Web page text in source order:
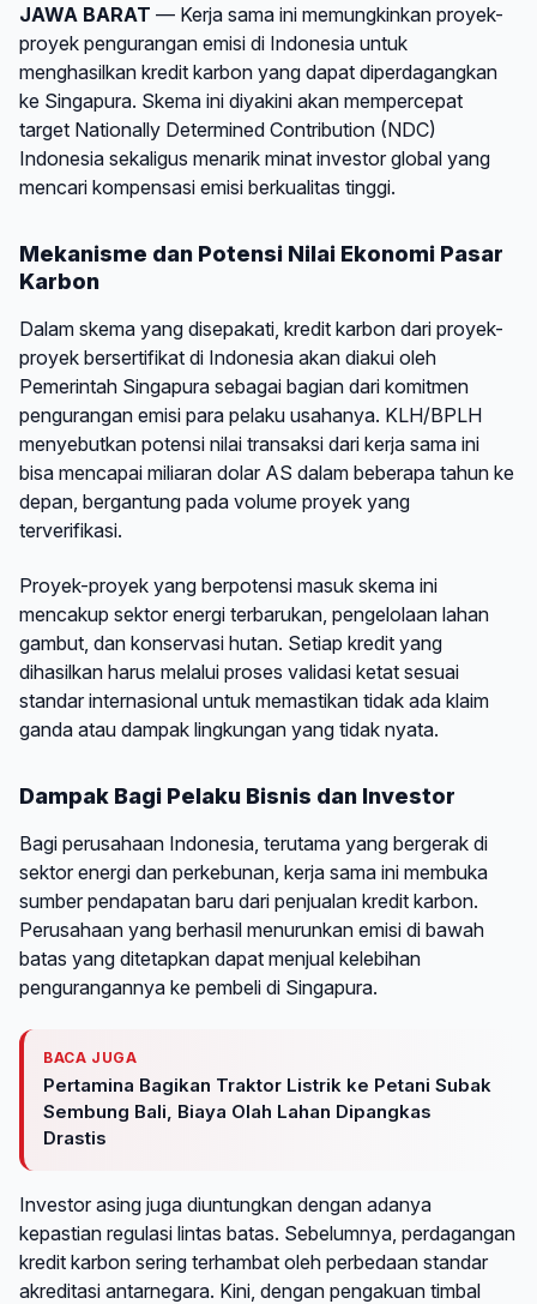
JAWA BARAT — Kerja sama ini memungkinkan proyek-
proyek pengurangan emisi di Indonesia untuk
menghasilkan kredit karbon yang dapat diperdagangkan
ke Singapura. Skema ini diyakini akan mempercepat
target Nationally Determined Contribution (NDC)
Indonesia sekaligus menarik minat investor global yang
mencari kompensasi emisi berkualitas tinggi.
Mekanisme dan Potensi Nilai Ekonomi Pasar
Karbon
Dalam skema yang disepakati, kredit karbon dari proyek-
proyek bersertifikat di Indonesia akan diakui oleh
Pemerintah Singapura sebagai bagian dari komitmen
pengurangan emisi para pelaku usahanya. KLH/BPLH
menyebutkan potensi nilai transaksi dari kerja sama ini
bisa mencapai miliaran dolar AS dalam beberapa tahun ke
depan, bergantung pada volume proyek yang
terverifikasi.
Proyek-proyek yang berpotensi masuk skema ini
mencakup sektor energi terbarukan, pengelolaan lahan
gambut, dan konservasi hutan. Setiap kredit yang
dihasilkan harus melalui proses validasi ketat sesuai
standar internasional untuk memastikan tidak ada klaim
ganda atau dampak lingkungan yang tidak nyata.
Dampak Bagi Pelaku Bisnis dan Investor
Bagi perusahaan Indonesia, terutama yang bergerak di
sektor energi dan perkebunan, kerja sama ini membuka
sumber pendapatan baru dari penjualan kredit karbon.
Perusahaan yang berhasil menurunkan emisi di bawah
batas yang ditetapkan dapat menjual kelebihan
pengurangannya ke pembeli di Singapura.
BACA JUGA
Pertamina Bagikan Traktor Listrik ke Petani Subak
Sembung Bali, Biaya Olah Lahan Dipangkas
Drastis
Investor asing juga diuntungkan dengan adanya
kepastian regulasi lintas batas. Sebelumnya, perdagangan
kredit karbon sering terhambat oleh perbedaan standar
akreditasi antarnegara. Kini, dengan pengakuan timbal